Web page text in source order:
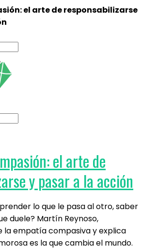
el arte de responsabilizarse
el arte de
y pasar a la acción
lo que le pasa al otro, saber
duele? Martín Reynoso,
la empatía compasiva y explica
es la que cambia el mundo.